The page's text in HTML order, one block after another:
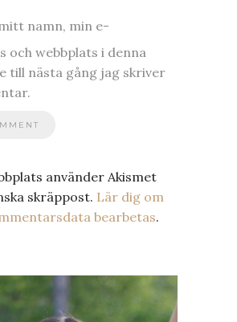
namn, min e-
och webbplats i denna
till nästa gång jag skriver
använder Akismet
skräppost. Lär dig om
bearbetas.